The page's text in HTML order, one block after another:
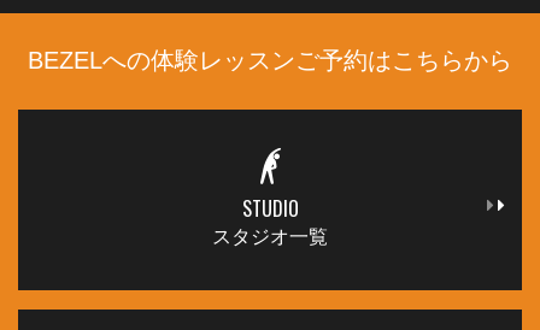
BEZELへの体験レッスンご予約はこちらから
STUDIO
スタジオ一覧